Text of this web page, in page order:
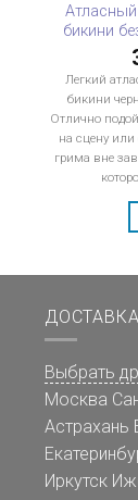
бикини
Легкий
бикини
Отлично
на сцену
грима вне
Выбрать
Москва
Астрахань
Иркутск